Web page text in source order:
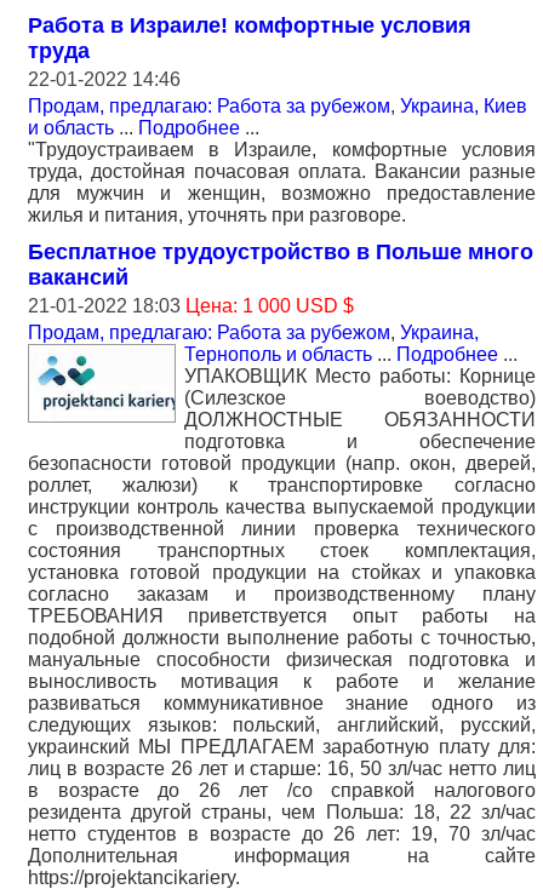
Работа в Израиле! комфортные условия
труда
22-01-2022 14:46
Продам, предлагаю: Работа за рубежом, Украина, Киев
и область ... Подробнее ...
"Трудоустраиваем в Израиле, комфортные условия
труда, достойная почасовая оплата. Вакансии разные
для мужчин и женщин, возможно предоставление
жилья и питания, уточнять при разговоре.
Бесплатное трудоустройство в Польше много
вакансий
21-01-2022 18:03 Цена: 1 000 USD $
Продам, предлагаю: Работа за рубежом, Украина,
Тернополь и область ... Подробнее ...
УПАКОВЩИК Место работы: Корнице
(Силезское воеводство)
ДОЛЖНОСТНЫЕ ОБЯЗАННОСТИ
подготовка и обеспечение
безопасности готовой продукции (напр. окон, дверей,
роллет, жалюзи) к транспортировке согласно
инструкции контроль качества выпускаемой продукции
с производственной линии проверка технического
состояния транспортных стоек комплектация,
установка готовой продукции на стойках и упаковка
согласно заказам и производственному плану
ТРЕБОВАНИЯ приветствуется опыт работы на
подобной должности выполнение работы с точностью,
мануальные способности физическая подготовка и
выносливость мотивация к работе и желание
развиваться коммуникативное знание одного из
следующих языков: польский, английский, русский,
украинский МЫ ПРЕДЛАГАЕМ заработную плату для:
лиц в возрасте 26 лет и старше: 16, 50 зл/час нетто лиц
в возрасте до 26 лет /со справкой налогового
резидента другой страны, чем Польша: 18, 22 зл/час
нетто студентов в возрасте до 26 лет: 19, 70 зл/час
Дополнительная информация на сайте
https://projektancikariery.